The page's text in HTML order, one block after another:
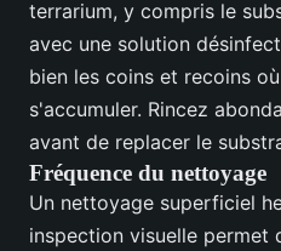
terrarium, y compris le
avec une solution
bien les coins et recoins
s'accumuler. Rincez
avant de replacer le
Fréquence du nettoyage
Un nettoyage superficiel
inspection visuelle permet